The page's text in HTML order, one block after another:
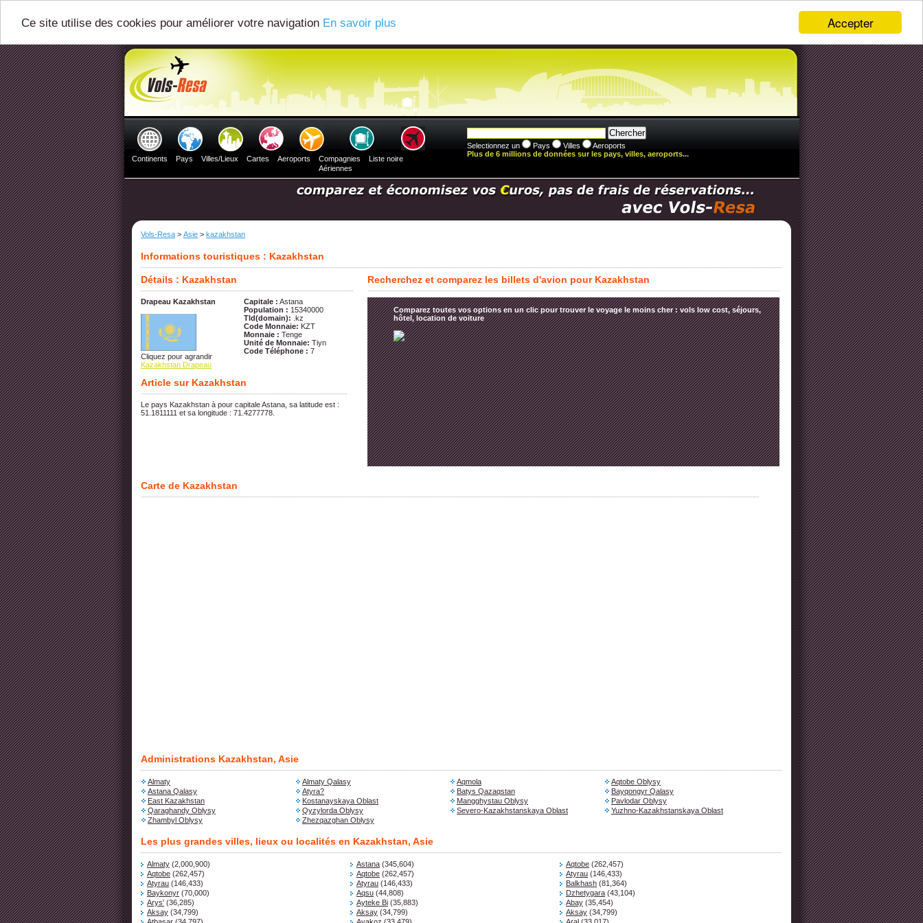
Accepter
Ce site utilise des cookies pour améliorer votre navigation En savoir plus
Continents Pays Villes/Lieux Cartes Aeroports
Compagnies
Aériennes
Liste noire
Selectionnez un Pays Villes
Aeroports
Plus de 6 millions de données sur les pays, villes, aeroports...
Vols-Resa > Asie > kazakhstan
Informations touristiques : Kazakhstan
Détails : Kazakhstan
Drapeau Kazakhstan
Cliquez pour agrandir
Kazakhstan Drapeau
Capitale : Astana
Population : 15340000
Tld(domain): .kz
Code Monnaie: KZT
Monnaie : Tenge
Unité de Monnaie: Tiyn
Code Téléphone : 7
Article sur Kazakhstan
Le pays Kazakhstan à pour capitale Astana, sa latitude est :
51.1811111 et sa longitude : 71.4277778.
Recherchez et comparez les billets d'avion pour Kazakhstan
Comparez toutes vos options en un clic pour trouver le voyage le moins cher : vols low cost, séjours,
hôtel, location de voiture
Carte de Kazakhstan
Administrations Kazakhstan, Asie
Almaty Almaty Qalasy Aqmola
Aqtobe Oblysy
Astana Qalasy
Atyra? Batys Qazaqstan
Bayqongyr Qalasy
East Kazakhstan
Kostanayskaya Oblast Mangghystau Oblysy
Pavlodar Oblysy
Qaraghandy Oblysy
Qyzylorda Oblysy Severo-Kazakhstanskaya Oblast
Yuzhno-Kazakhstanskaya Oblast
Zhambyl Oblysy
Zhezqazghan Oblysy
Les plus grandes villes, lieux ou localités en Kazakhstan, Asie
Almaty (2,000,900) Astana (345,604) Aqtobe (262,457)
Aqtobe (262,457) Aqtobe (262,457) Atyrau (146,433)
Atyrau (146,433) Atyrau (146,433) Balkhash (81,364)
Baykonyr (70,000) Aqsu (44,808) Dzhetygara (43,104)
Arys' (36,285) Ayteke Bi (35,883) Abay (35,454)
Aksay (34,799) Aksay (34,799) Aksay (34,799)